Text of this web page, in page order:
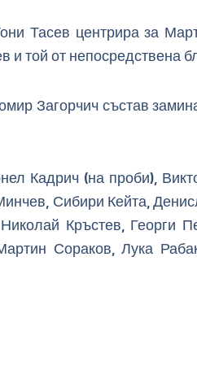
Тасев центрира за
той от непосредствена
Загорчич състав
Кадрич (на проби),
Сибири Кейта,
Кръстев, Георги
Сораков, Лука